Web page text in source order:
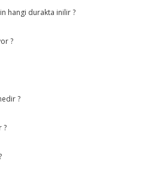
hangi durakta inilir ?
?
?
?